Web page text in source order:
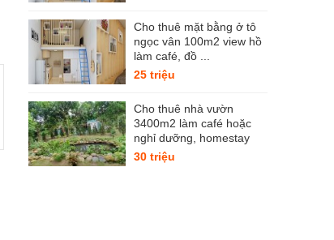
Cho thuê mặt bằng ở tô
ngọc vân 100m2 view hồ
làm café, đồ ...
25 triệu
Cho thuê nhà vườn
3400m2 làm café hoặc
nghỉ dưỡng, homestay
30 triệu